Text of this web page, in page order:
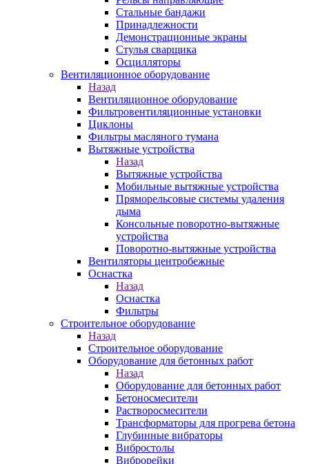
Стальные бандажи
Принадлежности
Демонстрационные экраны
Стулья сварщика
Осцилляторы
Вентиляционное оборудование
Назад
Вентиляционное оборудование
Фильтровентиляционные установки
Циклоны
Фильтры масляного тумана
Вытяжные устройства
Назад
Вытяжные устройства
Мобильные вытяжные устройства
Пряморельсовые системы удаления
дыма
Консольные поворотно-вытяжные
устройства
Поворотно-вытяжные устройства
Вентиляторы центробежные
Оснастка
Назад
Оснастка
Фильтры
Строительное оборудование
Назад
Строительное оборудование
Оборудование для бетонных работ
Назад
Оборудование для бетонных работ
Бетоносмесители
Растворосмесители
Трансформаторы для прогрева бетона
Глубинные вибраторы
Вибростолы
Виброрейки